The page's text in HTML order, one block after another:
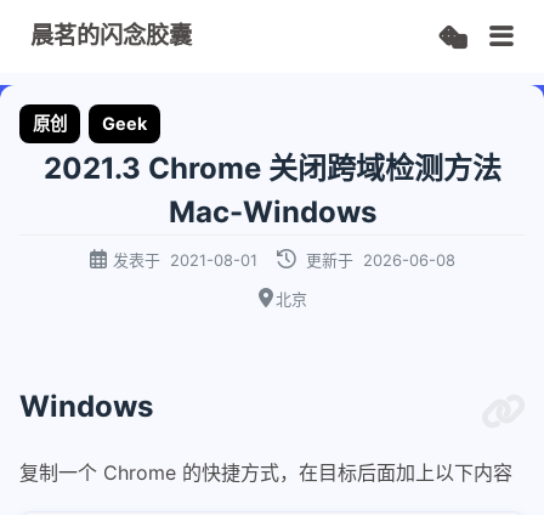
晨茗的闪念胶囊
原创 Geek
2021.3 Chrome 关闭跨域检测方法
Mac-Windows
发表于 2021-08-01 更新于 2026-06-08
北京
Windows
复制一个 Chrome 的快捷方式，在目标后面加上以下内容